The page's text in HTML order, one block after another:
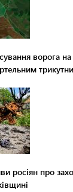
ворога
росіян про